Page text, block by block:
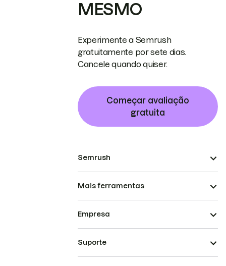
MESMO
Experimente a Semrush
gratuitamente por sete dias.
Cancele quando quiser.
Começar avaliação
gratuita
Semrush
Mais ferramentas
Empresa
Suporte